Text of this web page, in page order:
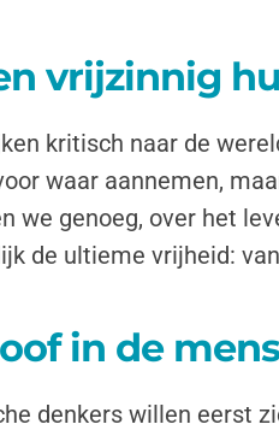
vrijzinnig
kritisch naar de
waar aannemen,
we genoeg, over het
de ultieme vrijheid:
in de
denkers willen eerst